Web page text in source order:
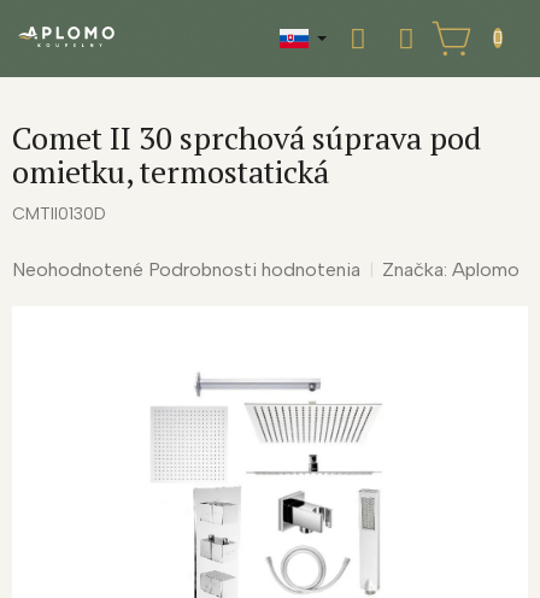
NÁKUPNÝ
KOŠÍK
Comet II 30 sprchová súprava pod
omietku, termostatická
CMTII0130D
Priemerné
Neohodnotené Podrobnosti hodnotenia Značka: Aplomo